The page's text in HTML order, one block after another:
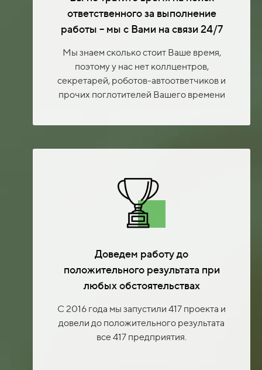
ответственного за выполнение
работы – мы с Вами на связи 24/7
Мы знаем сколько стоит Ваше время,
поэтому у нас нет коллцентров,
секретарей, роботов-автоответчиков и
прочих поглотителей Вашего времени
Доведем работу до
положительного результата при
любых обстоятельствах
С 2016 года мы запустили 417 проекта и
довели до положительного результата
все 417 предприятия.